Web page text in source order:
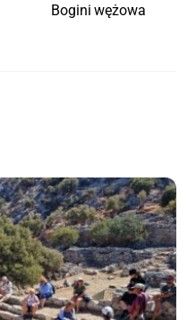
Bogini wężowa